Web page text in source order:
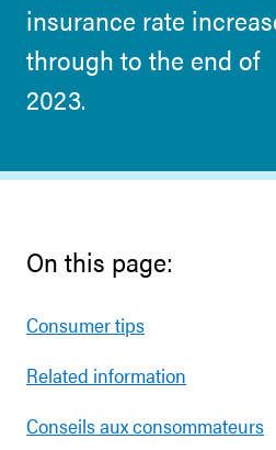
insurance rate
through to the end of
2023.
On this page:
Consumer tips
Related information
Conseils aux consommateurs